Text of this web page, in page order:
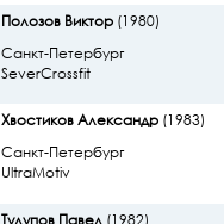
Полозов Виктор(1980)
Санкт-Петербург
SeverCrossfit
Хвостиков Александр(1983)
Санкт-Петербург
UltraMotiv
Тулупов Павел(1982)